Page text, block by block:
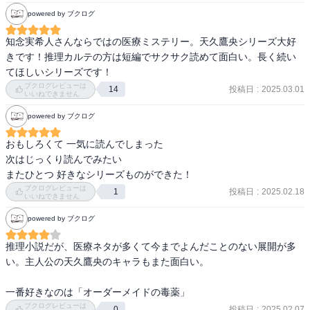
powered by ブクログ
知念実希人さんならではの医療ミステリー。天久鷹央シリーズ大好
きです！推理カルテの方は短編でサクサク読めて面白い。長く続い
てほしいシリーズです！
ブクログレビューは
いいねできません
14 投稿日 : 2025.03.01
powered by ブクログ
おもしろくて 一気に読んでしまった
次はじっくり読んでみたい
またひとつ 好きなシリーズものができた！
ブクログレビューは
いいねできません
1 投稿日 : 2025.02.18
powered by ブクログ
推理小説だが、医療ネタが多くて今までよんだことのない展開が多
い。主人公の天久鷹央のキャラもまた面白い。
一番好きなのは「オーダーメイドの毒薬」
ブクログレビューは